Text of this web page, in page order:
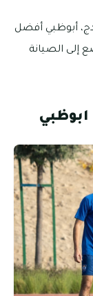
أبوظبي أفضل
إلى الصيانة
ابوظبي